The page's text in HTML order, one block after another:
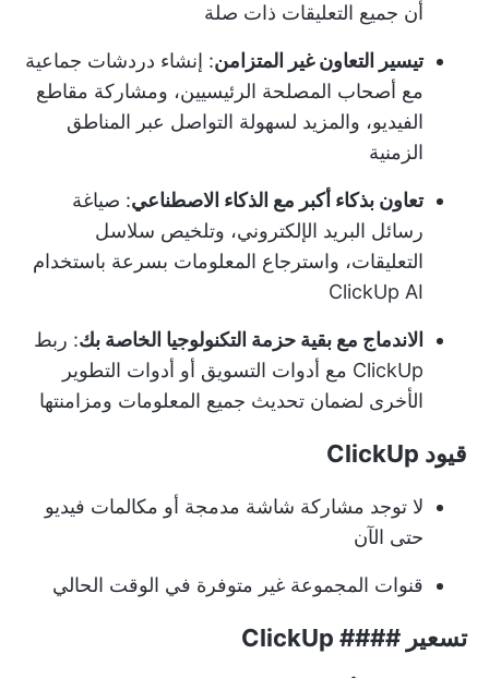
أن جميع التعليقات ذات صلة
تيسير التعاون غير المتزامن: إنشاء دردشات جماعية
مع أصحاب المصلحة الرئيسيين، ومشاركة مقاطع
الفيديو، والمزيد لسهولة التواصل عبر المناطق
الزمنية
تعاون بذكاء أكبر مع الذكاء الاصطناعي: صياغة
رسائل البريد الإلكتروني، وتلخيص سلاسل
التعليقات، واسترجاع المعلومات بسرعة باستخدام
ClickUp AI
الاندماج مع بقية حزمة التكنولوجيا الخاصة بك: ربط
ClickUp مع أدوات التسويق أو أدوات التطوير
الأخرى لضمان تحديث جميع المعلومات ومزامنتها
قيود ClickUp
لا توجد مشاركة شاشة مدمجة أو مكالمات فيديو
حتى الآن
قنوات المجموعة غير متوفرة في الوقت الحالي
تسعير #### ClickUp